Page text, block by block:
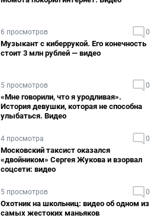
6 просмотров 0
Музыкант с киберрукой. Его конечность
стоит 3 млн рублей — видео
5 просмотров 0
«Мне говорили, что я уродливая».
История девушки, которая не способна
улыбаться. Видео
4 просмотра 0
Московский таксист оказался
«двойником» Сергея Жукова и взорвал
соцсети: видео
5 просмотров 0
Охотник на школьниц: видео об одном из
самых жестоких маньяков